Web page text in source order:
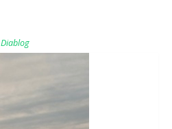
Diablog